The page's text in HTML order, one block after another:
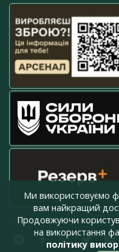
press@armyinform.com.ua
Ми використовуємо
вам найкращий
Продовжуючи
на використання
політику